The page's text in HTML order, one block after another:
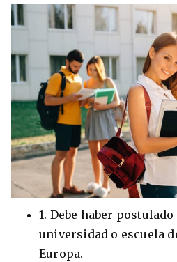
1. Debe haber
universidad o escuela
Europa.